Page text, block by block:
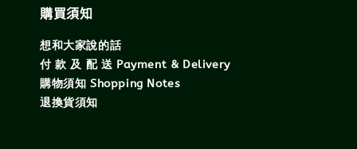
購買須知
想和大家說的話
付 款 及 配 送 Payment & Delivery
購物須知 Shopping Notes
退換貨須知